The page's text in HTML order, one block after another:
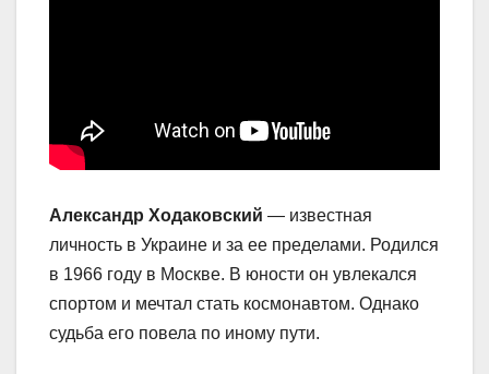
Александр Ходаковский — известная
личность в Украине и за ее пределами. Родился
в 1966 году в Москве. В юности он увлекался
спортом и мечтал стать космонавтом. Однако
судьба его повела по иному пути.